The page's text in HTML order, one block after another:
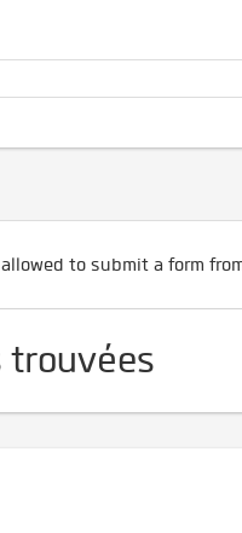
to submit a form
trouvées